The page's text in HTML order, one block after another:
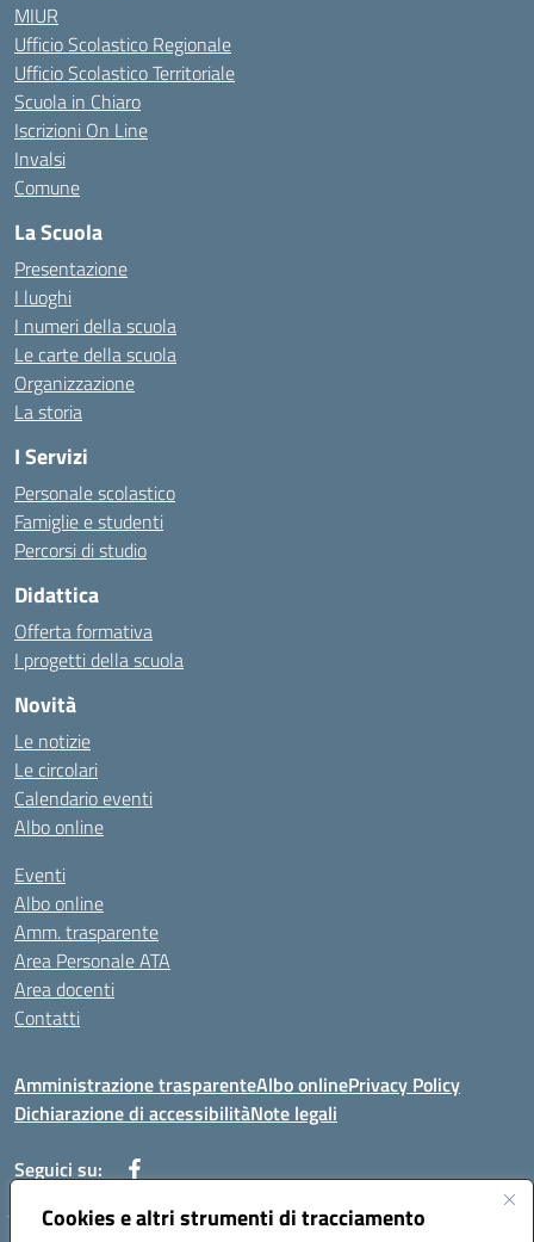
Cookies e altri strumenti di tracciamento
MIUR
Ufficio Scolastico Regionale
Ufficio Scolastico Territoriale
Scuola in Chiaro
Iscrizioni On Line
Invalsi
Comune
La Scuola
Presentazione
I luoghi
I numeri della scuola
Le carte della scuola
Organizzazione
La storia
I Servizi
Personale scolastico
Famiglie e studenti
Percorsi di studio
Didattica
Offerta formativa
I progetti della scuola
Novità
Le notizie
Le circolari
Calendario eventi
Albo online
Eventi
Albo online
Amm. trasparente
Area Personale ATA
Area docenti
Contatti
Amministrazione trasparenteAlbo onlinePrivacy Policy
Dichiarazione di accessibilitàNote legali
Seguici su: